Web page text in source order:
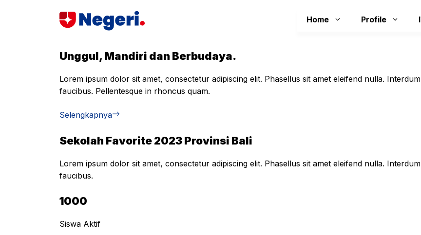
Home Profile
Unggul, Mandiri dan Berbudaya.
Lorem ipsum dolor sit amet, consectetur adipiscing elit. Phasellus sit amet eleifend nulla.
faucibus. Pellentesque in rhoncus quam.
Selengkapnya
Sekolah Favorite 2023 Provinsi Bali
Lorem ipsum dolor sit amet, consectetur adipiscing elit. Phasellus sit amet eleifend nulla.
faucibus.
1000
Siswa Aktif